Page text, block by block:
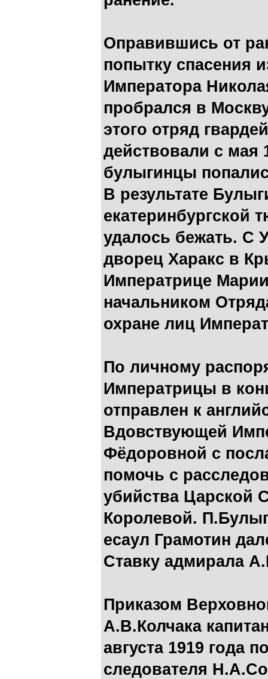
Оправившись от
попытку спасения
Императора
пробрался в
этого отряд
действовали с мая
булыгинцы
В результате
екатеринбургской
удалось бежать. С
дворец Харакс в
Императрице
начальником
охране лиц
По личному
Императрицы в
отправлен к
Вдовствующей
Фёдоровной с
помочь с
убийства Царской
Королевой.
есаул Грамотин
Ставку адмирала
Приказом
А.В.Колчака
августа 1919 года
следователя